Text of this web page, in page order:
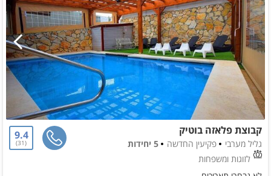
קבוצת פלאזה בוטיק
גליל מערבי פקיעין החדשה
5 יחידות
לזוגות ומשפחות
9.4
31